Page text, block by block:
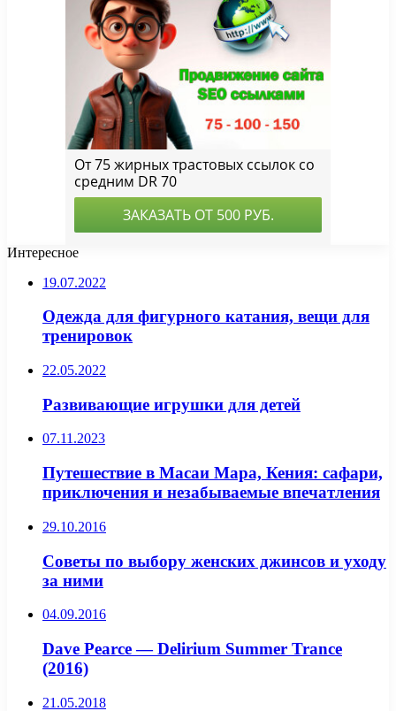
Интересное
19.07.2022
Одежда для фигурного катания, вещи для
тренировок
22.05.2022
Развивающие игрушки для детей
07.11.2023
Путешествие в Масаи Мара, Кения: сафари,
приключения и незабываемые впечатления
29.10.2016
Советы по выбору женских джинсов и уходу
за ними
04.09.2016
Dave Pearce — Delirium Summer Trance
(2016)
21.05.2018